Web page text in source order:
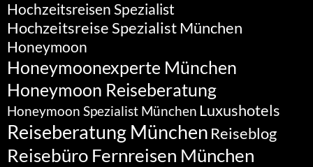
Hochzeitsreisen Spezialist
Hochzeitsreise Spezialist München
Honeymoon
Honeymoonexperte München
Honeymoon Reiseberatung
Honeymoon Spezialist München Luxushotels
Reiseberatung München Reiseblog
Reisebüro Fernreisen München